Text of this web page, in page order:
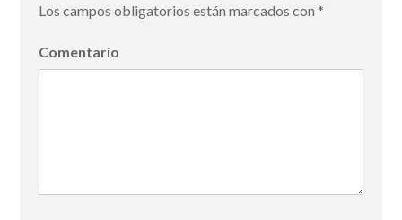
Los campos obligatorios están marcados con *
Comentario